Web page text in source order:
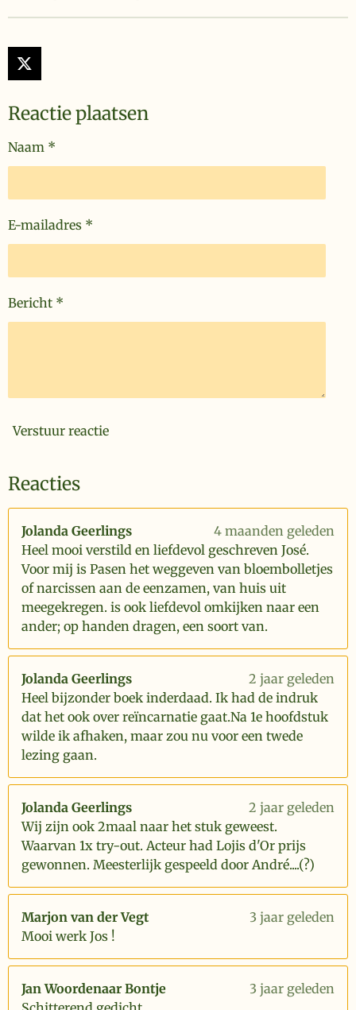
X
Reactie plaatsen
Naam *
E-mailadres *
Bericht *
Verstuur reactie
Reacties
Jolanda Geerlings
4 maanden geleden
Heel mooi verstild en liefdevol geschreven José.
Voor mij is Pasen het weggeven van bloembolletjes
of narcissen aan de eenzamen, van huis uit
meegekregen. is ook liefdevol omkijken naar een
ander; op handen dragen, een soort van.
Jolanda Geerlings
2 jaar geleden
Heel bijzonder boek inderdaad. Ik had de indruk
dat het ook over reïncarnatie gaat.Na 1e hoofdstuk
wilde ik afhaken, maar zou nu voor een twede
lezing gaan.
Jolanda Geerlings
2 jaar geleden
Wij zijn ook 2maal naar het stuk geweest.
Waarvan 1x try-out. Acteur had Lojis d'Or prijs
gewonnen. Meesterlijk gespeeld door André....(?)
Marjon van der Vegt
3 jaar geleden
Mooi werk Jos !
Jan Woordenaar Bontje
3 jaar geleden